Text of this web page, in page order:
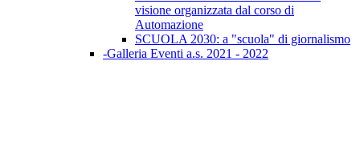
visione organizzata dal corso di
Automazione
SCUOLA 2030: a "scuola" di giornalismo
-Galleria Eventi a.s. 2021 - 2022